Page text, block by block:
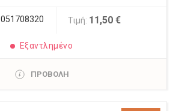
051708320 Τιμή: 11,50 €
Εξαντλημένο
ΠΡΟΒΟΛΗ